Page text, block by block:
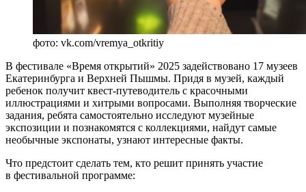
фото: vk.com/vremya_otkritiy
В фестивале «Время открытий» 2025 задействовано 17 музеев
Екатеринбурга и Верхней Пышмы. Придя в музей, каждый
ребенок получит квест-путеводитель с красочными
иллюстрациями и хитрыми вопросами. Выполняя творческие
задания, ребята самостоятельно исследуют музейные
экспозиции и познакомятся с коллекциями, найдут самые
необычные экспонаты, узнают интересные факты.
Что предстоит сделать тем, кто решит принять участие
в фестивальной программе: